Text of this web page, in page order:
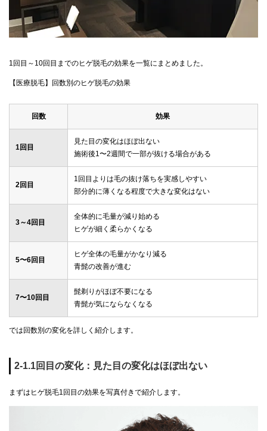
1回目～10回目までのヒゲ脱毛の効果を一覧にまとめました。
【医療脱毛】回数別のヒゲ脱毛の効果
回数 効果
1回目
見た目の変化はほぼ出ない
施術後1〜2週間で一部が抜ける場合がある
2回目
1回目よりは毛の抜け落ちを実感しやすい
部分的に薄くなる程度で大きな変化はない
3～4回目
全体的に毛量が減り始める
ヒゲが細く柔らかくなる
5〜6回目
ヒゲ全体の毛量がかなり減る
青髭の改善が進む
7〜10回目
髭剃りがほぼ不要になる
青髭が気にならなくなる
では回数別の変化を詳しく紹介します。
2-1.1回目の変化：見た目の変化はほぼ出ない
まずはヒゲ脱毛1回目の効果を写真付きで紹介します。